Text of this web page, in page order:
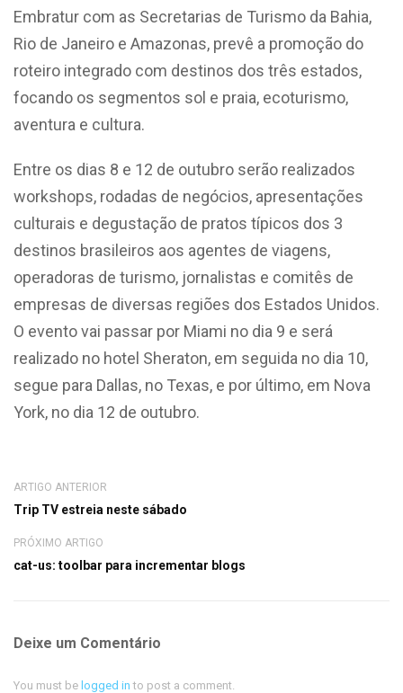
Embratur com as Secretarias de Turismo da Bahia,
Rio de Janeiro e Amazonas, prevê a promoção do
roteiro integrado com destinos dos três estados,
focando os segmentos sol e praia, ecoturismo,
aventura e cultura.
Entre os dias 8 e 12 de outubro serão realizados
workshops, rodadas de negócios, apresentações
culturais e degustação de pratos típicos dos 3
destinos brasileiros aos agentes de viagens,
operadoras de turismo, jornalistas e comitês de
empresas de diversas regiões dos Estados Unidos.
O evento vai passar por Miami no dia 9 e será
realizado no hotel Sheraton, em seguida no dia 10,
segue para Dallas, no Texas, e por último, em Nova
York, no dia 12 de outubro.
ARTIGO ANTERIOR
Trip TV estreia neste sábado
PRÓXIMO ARTIGO
cat-us: toolbar para incrementar blogs
Deixe um Comentário
You must be logged in to post a comment.